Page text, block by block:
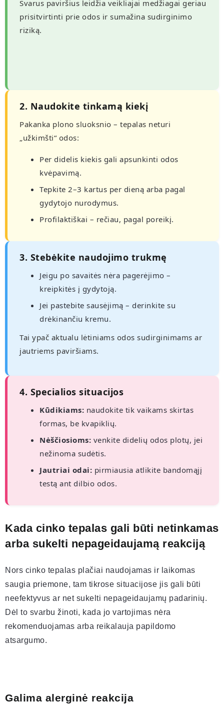
Švarus paviršius leidžia veikliajai medžiagai geriau
prisitvirtinti prie odos ir sumažina sudirginimo
riziką.
2. Naudokite tinkamą kiekį
Pakanka plono sluoksnio – tepalas neturi
„užkimšti“ odos:
Per didelis kiekis gali apsunkinti odos
kvėpavimą.
Tepkite 2–3 kartus per dieną arba pagal
gydytojo nurodymus.
Profilaktiškai – rečiau, pagal poreikį.
3. Stebėkite naudojimo trukmę
Jeigu po savaitės nėra pagerėjimo –
kreipkitės į gydytoją.
Jei pastebite sausėjimą – derinkite su
drėkinančiu kremu.
Tai ypač aktualu lėtiniams odos sudirginimams ar
jautriems paviršiams.
4. Specialios situacijos
Kūdikiams: naudokite tik vaikams skirtas
formas, be kvapiklių.
Nėščiosioms: venkite didelių odos plotų, jei
nežinoma sudėtis.
Jautriai odai: pirmiausia atlikite bandomąjį
testą ant dilbio odos.
Kada cinko tepalas gali būti netinkamas
arba sukelti nepageidaujamą reakciją
Nors cinko tepalas plačiai naudojamas ir laikomas
saugia priemone, tam tikrose situacijose jis gali būti
neefektyvus ar net sukelti nepageidaujamų padarinių.
Dėl to svarbu žinoti, kada jo vartojimas nėra
rekomenduojamas arba reikalauja papildomo
atsargumo.
Galima alerginė reakcija